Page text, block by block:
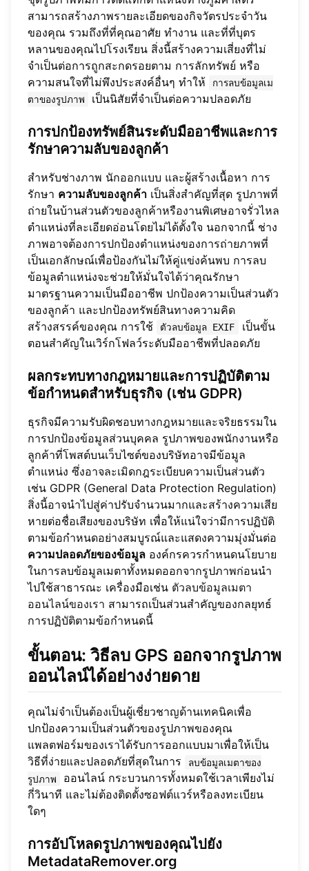
สามารถสร้างภาพรายละเอียดของกิจวัตรประจำวัน
ของคุณ รวมถึงที่ที่คุณอาศัย ทำงาน และที่ที่บุตร
หลานของคุณไปโรงเรียน สิ่งนี้สร้างความเสี่ยงที่ไม่
จำเป็นต่อการถูกสะกดรอยตาม การลักทรัพย์ หรือ
ความสนใจที่ไม่พึงประสงค์อื่นๆ ทำให้
การลบข้อมูลเม
ตาของรูปภาพ
เป็นนิสัยที่จำเป็นต่อความปลอดภัย
การปกป้องทรัพย์สินระดับมืออาชีพและการ
รักษาความลับของลูกค้า
สำหรับช่างภาพ นักออกแบบ และผู้สร้างเนื้อหา การ
รักษา ความลับของลูกค้า เป็นสิ่งสำคัญที่สุด รูปภาพที่
ถ่ายในบ้านส่วนตัวของลูกค้าหรืองานพิเศษอาจรั่วไหล
ตำแหน่งที่ละเอียดอ่อนโดยไม่ได้ตั้งใจ นอกจากนี้ ช่าง
ภาพอาจต้องการปกป้องตำแหน่งของการถ่ายภาพที่
เป็นเอกลักษณ์เพื่อป้องกันไม่ให้คู่แข่งค้นพบ การลบ
ข้อมูลตำแหน่งจะช่วยให้มั่นใจได้ว่าคุณรักษา
มาตรฐานความเป็นมืออาชีพ ปกป้องความเป็นส่วนตัว
ของลูกค้า และปกป้องทรัพย์สินทางความคิด
สร้างสรรค์ของคุณ การใช้
ตัวลบข้อมูล EXIF
เป็นขั้น
ตอนสำคัญในเวิร์กโฟลว์ระดับมืออาชีพที่ปลอดภัย
ผลกระทบทางกฎหมายและการปฏิบัติตาม
ข้อกำหนดสำหรับธุรกิจ (เช่น GDPR)
ธุรกิจมีความรับผิดชอบทางกฎหมายและจริยธรรมใน
การปกป้องข้อมูลส่วนบุคคล รูปภาพของพนักงานหรือ
ลูกค้าที่โพสต์บนเว็บไซต์ของบริษัทอาจมีข้อมูล
ตำแหน่ง ซึ่งอาจละเมิดกฎระเบียบความเป็นส่วนตัว
เช่น GDPR (General Data Protection Regulation)
สิ่งนี้อาจนำไปสู่ค่าปรับจำนวนมากและสร้างความเสีย
หายต่อชื่อเสียงของบริษัท เพื่อให้แน่ใจว่ามีการปฏิบัติ
ตามข้อกำหนดอย่างสมบูรณ์และแสดงความมุ่งมั่นต่อ
ความปลอดภัยของข้อมูล องค์กรควรกำหนดนโยบาย
ในการลบข้อมูลเมตาทั้งหมดออกจากรูปภาพก่อนนำ
ไปใช้สาธารณะ เครื่องมือเช่น ตัวลบข้อมูลเมตา
ออนไลน์ของเรา สามารถเป็นส่วนสำคัญของกลยุทธ์
การปฏิบัติตามข้อกำหนดนี้
ขั้นตอน: วิธีลบ GPS ออกจากรูปภาพ
ออนไลน์ได้อย่างง่ายดาย
คุณไม่จำเป็นต้องเป็นผู้เชี่ยวชาญด้านเทคนิคเพื่อ
ปกป้องความเป็นส่วนตัวของรูปภาพของคุณ
แพลตฟอร์มของเราได้รับการออกแบบมาเพื่อให้เป็น
วิธีที่ง่ายและปลอดภัยที่สุดในการ
ลบข้อมูลเมตาของ
รูปภาพ
ออนไลน์ กระบวนการทั้งหมดใช้เวลาเพียงไม่
กี่วินาที และไม่ต้องติดตั้งซอฟต์แวร์หรือลงทะเบียน
ใดๆ
การอัปโหลดรูปภาพของคุณไปยัง
MetadataRemover.org